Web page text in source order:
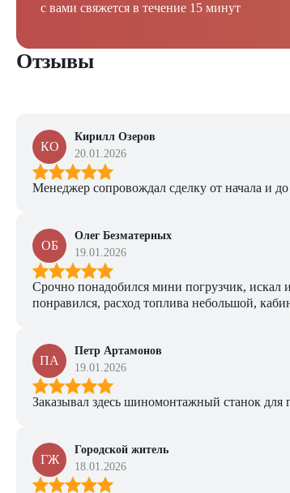
с вами свяжется в течение 15 минут
Отзывы
КО
Кирилл Озеров
20.01.2026
Менеджер сопровождал сделку от начала и
ОБ
Олег Безматерных
19.01.2026
Срочно понадобился мини погрузчик, искал
понравился, расход топлива небольшой,
ПА
Петр Артамонов
19.01.2026
Заказывал здесь шиномонтажный станок для
ГЖ
Городской житель
18.01.2026